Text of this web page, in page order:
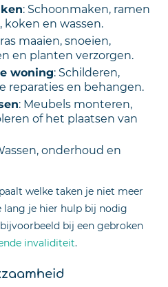
: Schoonmaken, ramen
koken en wassen.
maaien, snoeien,
en planten verzorgen.
woning: Schilderen,
reparaties en behangen.
: Meubels monteren,
of het plaatsen van
onderhoud en
welke taken je niet meer
lang je hier hulp bij nodig
bij een gebroken
invaliditeit.